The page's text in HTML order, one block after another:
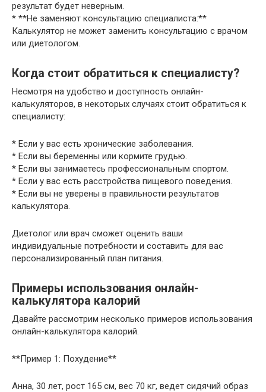
результат будет неверным.
* **Не заменяют консультацию специалиста:**
Калькулятор не может заменить консультацию с врачом
или диетологом.
Когда стоит обратиться к специалисту?
Несмотря на удобство и доступность онлайн-
калькуляторов, в некоторых случаях стоит обратиться к
специалисту:
* Если у вас есть хронические заболевания.
* Если вы беременны или кормите грудью.
* Если вы занимаетесь профессиональным спортом.
* Если у вас есть расстройства пищевого поведения.
* Если вы не уверены в правильности результатов
калькулятора.
Диетолог или врач сможет оценить ваши
индивидуальные потребности и составить для вас
персонализированный план питания.
Примеры использования онлайн-
калькулятора калорий
Давайте рассмотрим несколько примеров использования
онлайн-калькулятора калорий.
**Пример 1: Похудение**
Анна, 30 лет, рост 165 см, вес 70 кг, ведет сидячий образ